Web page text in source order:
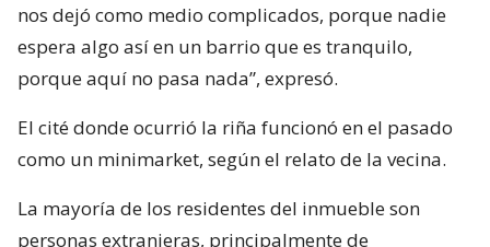
nos dejó como medio complicados, porque nadie
espera algo así en un barrio que es tranquilo,
porque aquí no pasa nada”, expresó.
El cité donde ocurrió la riña funcionó en el pasado
como un minimarket, según el relato de la vecina.
La mayoría de los residentes del inmueble son
personas extranjeras, principalmente de